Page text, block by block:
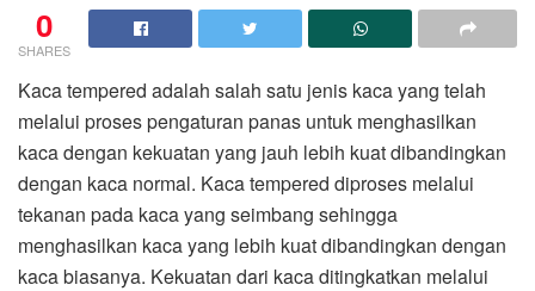
0
SHARES
Kaca tempered adalah salah satu jenis kaca yang telah
melalui proses pengaturan panas untuk menghasilkan
kaca dengan kekuatan yang jauh lebih kuat dibandingkan
dengan kaca normal. Kaca tempered diproses melalui
tekanan pada kaca yang seimbang sehingga
menghasilkan kaca yang lebih kuat dibandingkan dengan
kaca biasanya. Kekuatan dari kaca ditingkatkan melalui